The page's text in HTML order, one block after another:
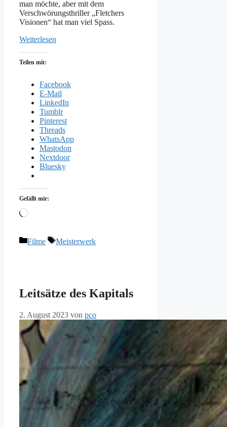
man möchte, aber mit dem
Verschwörungsthriller „Fletchers
Visionen“ hat man viel Spass.
Weiterlesen
Teilen mit:
Facebook
E-Mail
LinkedIn
Tumblr
Pinterest
Threads
WhatsApp
Mastodon
Nextdoor
Bluesky
Gefällt mir:
Wird
Kategorien
Filme Schlagwörter
Meisterwerk
Leitsätze des Kapitals
2. August 2023 von pco